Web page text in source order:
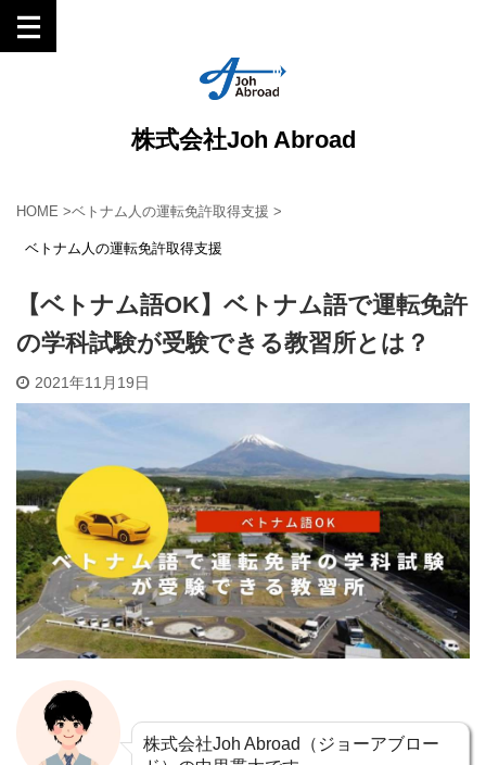
株式会社Joh Abroad
HOME >ベトナム人の運転免許取得支援 >
ベトナム人の運転免許取得支援
【ベトナム語OK】ベトナム語で運転免許
の学科試験が受験できる教習所とは？
2021年11月19日
株式会社Joh Abroad（ジョーアブロー